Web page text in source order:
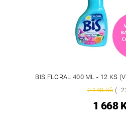
BIS FLORAL 400 ML - 12 KS
2 148 Kč
1 668